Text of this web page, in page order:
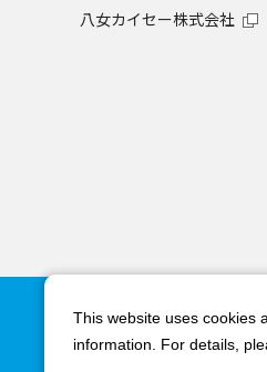
八女カイセー株式会社
株式会社タカミヤ
This website uses cookies
information. For details,